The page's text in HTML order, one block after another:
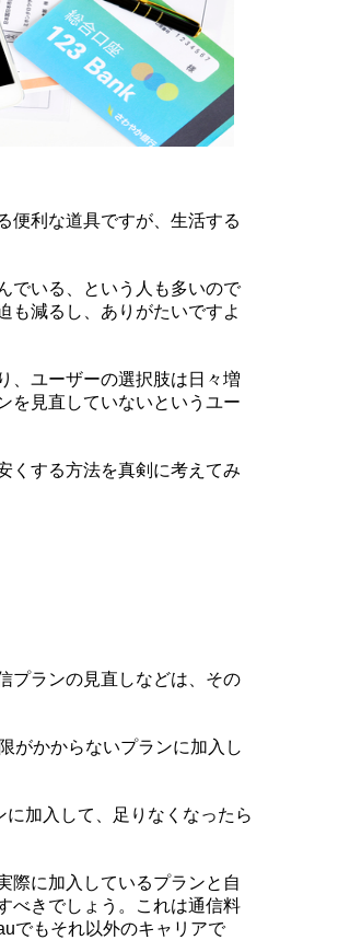
便利な道具ですが、生活する
でいる、という人も多いので
も減るし、ありがたいですよ
、ユーザーの選択肢は日々増
を見直していないというユー
くする方法を真剣に考えてみ
プランの見直しなどは、その
がかからないプランに加入し
加入して、足りなくなったら
際に加入しているプランと自
べきでしょう。これは通信料
でもそれ以外のキャリアで